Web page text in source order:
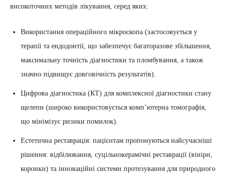
високоточних методів лікування, серед яких:
Використання операційного мікроскопа (застосовується у
терапії та ендодонтії, що забезпечує багаторазове збільшення,
максимальну точність діагностики та пломбування, а також
значно підвищує довговічність результатів).
Цифрова діагностика (КТ) для комплексної діагностики стану
щелепи (широко використовується комп’ютерна томографія,
що мінімізує ризики помилок).
Естетична реставрація: пацієнтам пропонуються найсучасніші
рішення: відбілювання, суцільнокерамічні реставрації (вініри,
коронки) та інноваційні системи протезування для природного